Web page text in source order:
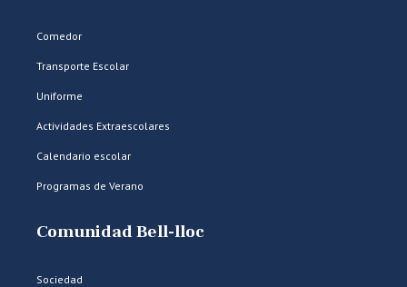
Comedor
Transporte Escolar
Uniforme
Actividades Extraescolares
Calendario escolar
Programas de Verano
Comunidad Bell-lloc
Sociedad